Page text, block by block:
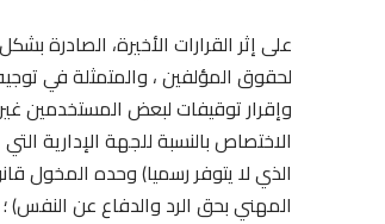
على إثر القرارات الأخيرة،
لحقوق المؤلفين ، والمتمثلة في
وإقرار توقيفات لبعض المستخدمين
الاختصاص بالنسبة للجهة الإدارية
الذي لا يتوفر رسميا) وحده المخول
المهني بحق الرد والدفاع عن النفس) ؛